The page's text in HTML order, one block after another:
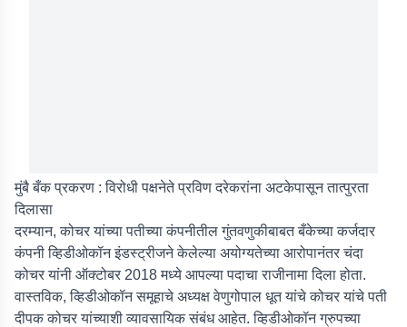
मुंबै बँक प्रकरण : विरोधी पक्षनेते प्रविण दरेकरांना अटकेपासून तात्पुरता
दिलासा
दरम्यान, कोचर यांच्या पतीच्या कंपनीतील गुंतवणुकीबाबत बँकेच्या कर्जदार
कंपनी व्हिडीओकॉन इंडस्ट्रीजने केलेल्या अयोग्यतेच्या आरोपानंतर चंदा
कोचर यांनी ऑक्टोबर 2018 मध्ये आपल्या पदाचा राजीनामा दिला होता.
वास्तविक, व्हिडीओकॉन समूहाचे अध्यक्ष वेणुगोपाल धूत यांचे कोचर यांचे पती
दीपक कोचर यांच्याशी व्यावसायिक संबंध आहेत. व्हिडीओकॉन ग्रुपच्या